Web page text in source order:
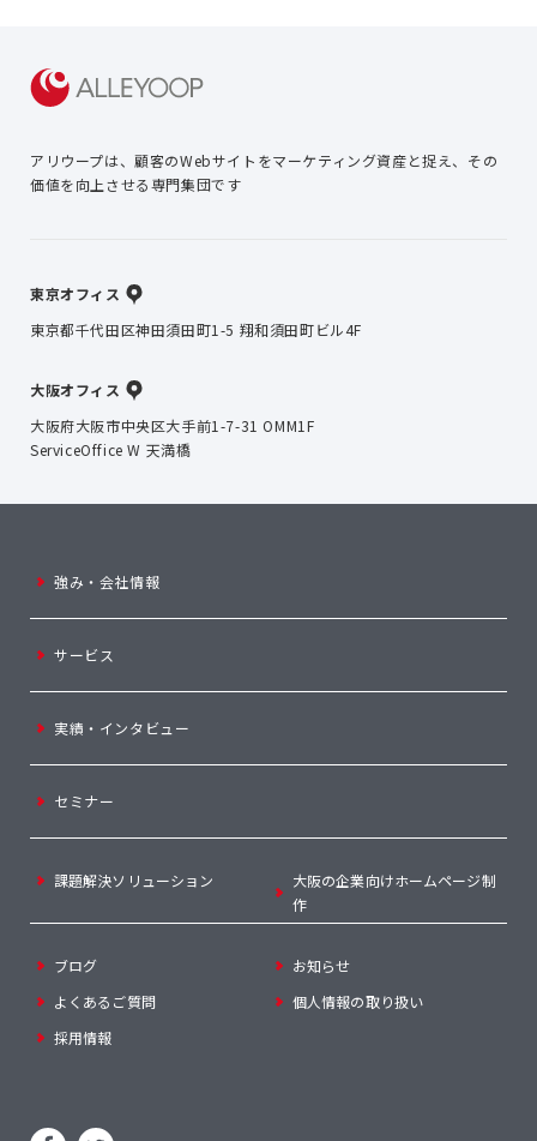
アリウープは、顧客のWebサイトをマーケティング資産と捉え、 その
価値を向上させる専門集団です
東京オフィス
東京都千代田区神田須田町1-5 翔和須田町ビル4F
大阪オフィス
大阪府大阪市中央区大手前1-7-31 OMM1F
ServiceOffice W 天満橋
強み・会社情報
サービス
実績・インタビュー
セミナー
課題解決ソリューション
大阪の企業向けホームページ制
作
ブログ
お知らせ
よくあるご質問
個人情報の取り扱い
採用情報